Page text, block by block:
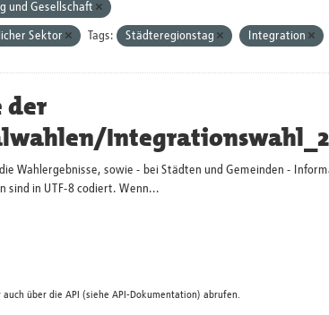
und Gesellschaft
Sektor Tags: Städteregionstag Integration
der
Wahlergebnisse, sowie - bei Städten und Gemeinden -
sind in UTF-8 codiert. Wenn...
auch über die API (siehe API-Dokumentation) abrufen.